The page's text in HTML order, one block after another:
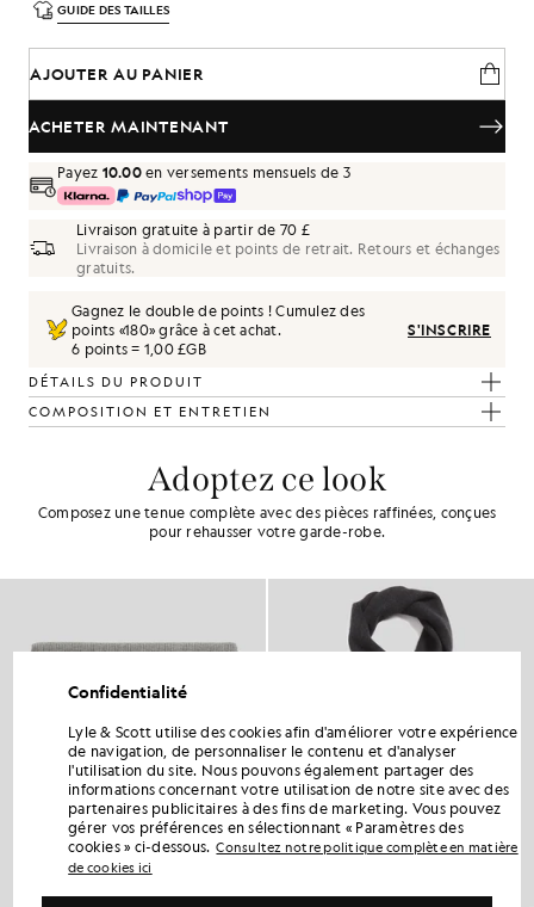
GUIDE DES TAILLES
AJOUTER AU PANIER
ACHETER MAINTENANT
Payez 10.00en versements mensuels de 3
Livraison gratuite à partir de 70 £
Livraison à domicile et points de retrait. Retours et échanges
gratuits.
Gagnez le double de points ! Cumulez des
points «180» grâce à cet achat.
6 points = 1,00 £GB
S'INSCRIRE
DÉTAILS DU PRODUIT
COMPOSITION ET ENTRETIEN
Adoptez ce look
Composez une tenue complète avec des pièces raffinées, conçues
pour rehausser votre garde-robe.
Confidentialité
Lyle & Scott utilise des cookies afin d'améliorer votre expérience
de navigation, de personnaliser le contenu et d'analyser
l'utilisation du site. Nous pouvons également partager des
informations concernant votre utilisation de notre site avec des
partenaires publicitaires à des fins de marketing. Vous pouvez
gérer vos préférences en sélectionnant « Paramètres des
cookies » ci-dessous. Consultez notre politique complète en matière
de cookies ici